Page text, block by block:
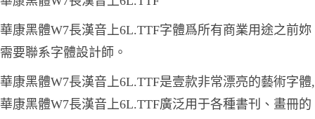
華康黑體W7長漢音上6L.TTF字體爲所有商業用途之前妳
需要聯系字體設計師。
華康黑體W7長漢音上6L.TTF是壹款非常漂亮的藝術字體,
華康黑體W7長漢音上6L.TTF廣泛用于各種書刊、畫冊的